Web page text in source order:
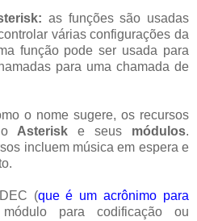
as funções são usadas
várias configurações da
função pode ser usada para
para uma chamada de
o nome sugere, os recursos
o Asterisk e seus módulos.
incluem música em espera e
(que é um acrônimo para
para codificação ou